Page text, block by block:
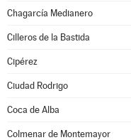
Chagarcía Medianero
Cilleros de la Bastida
Cipérez
Ciudad Rodrigo
Coca de Alba
Colmenar de Montemayor